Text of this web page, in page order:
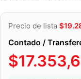
Precio de lista $
Contado /
$